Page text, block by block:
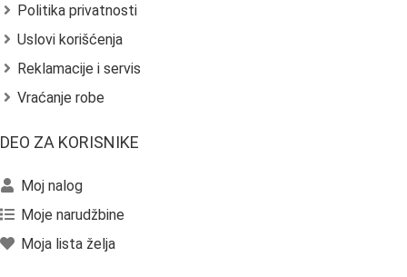
Politika privatnosti
Uslovi korišćenja
Reklamacije i servis
Vraćanje robe
DEO ZA KORISNIKE
Moj nalog
Moje narudžbine
Moja lista želja